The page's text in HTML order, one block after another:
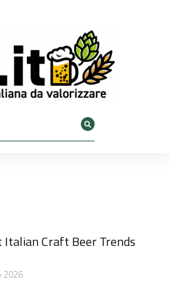
Italian Craft Beer Trends
2026